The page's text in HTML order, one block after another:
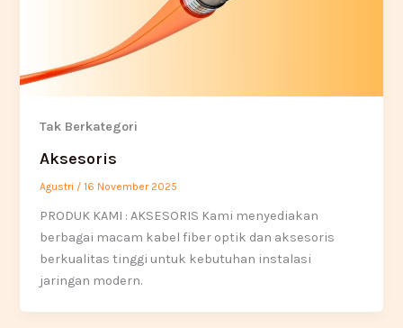
Tak Berkategori
Aksesoris
Agustri /16 November 2025
PRODUK KAMI : AKSESORIS Kami menyediakan
berbagai macam kabel fiber optik dan aksesoris
berkualitas tinggi untuk kebutuhan instalasi
jaringan modern.